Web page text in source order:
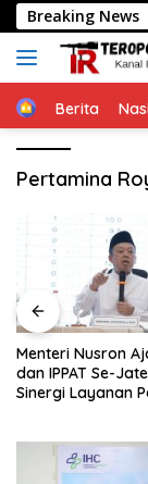
Langsung
ke
konten
Breaking News
Perlu Lama
HomeBerita
Pertamina
Menteri Nusron
dan IPPAT Se-
Sinergi Layanan